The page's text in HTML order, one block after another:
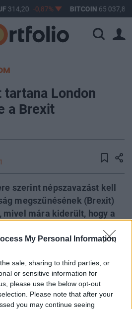
My Personal Information
sale, sharing to third parties, or
or sensitive information for
please use the below opt-out
Please note that after your
you may continue seeing
314,20 -0,87% BITCOIN 65 037,88
tartana London
a Brexit
szerint népszavazást kell
megszűnésének (Brexit)
mára kiderült, hogy a
esetén - súlyos
vasárnapi politikai
a londoni városháza
független elemzések szerint ha